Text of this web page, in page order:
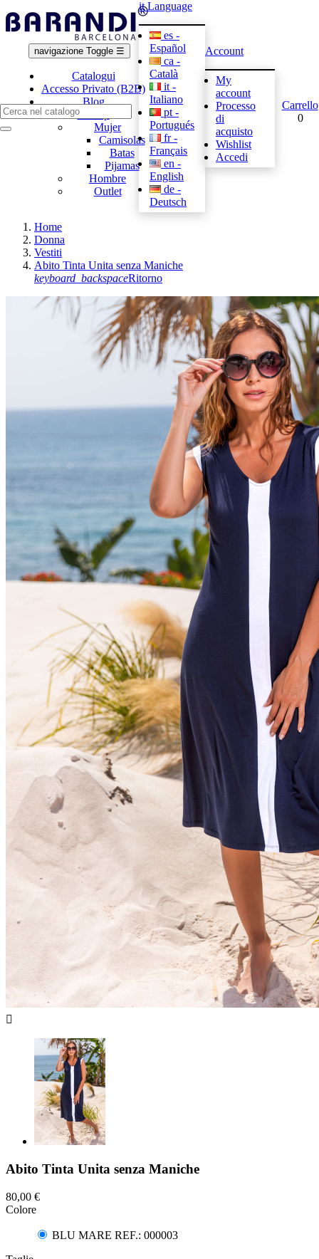
navigazione Toggle ☰
Catalogui
Accesso Privato (B2B)
Blog
E-shop
Mujer
Camisolas
Batas
Pijamas
Hombre
Outlet
itLanguage
es -
Español
ca -
Català
it -
Italiano
pt -
Portugués
fr -
Français
en -
English
de -
Deutsch
Account
My
account
Processo
di
acquisto
Wishlist
Accedi
Carrello
0
Home
Donna
Vestiti
Abito Tinta Unita senza Maniche
keyboard_backspaceRitorno

Abito Tinta Unita senza Maniche
80,00 €
Colore
BLU MARE REF.: 000003